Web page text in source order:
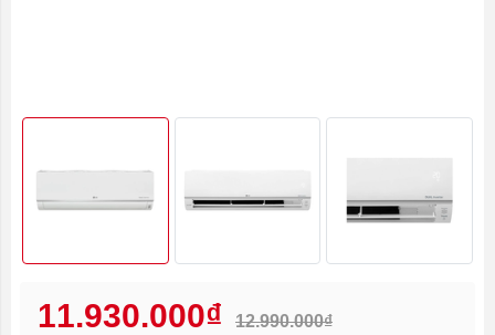
11.930.000₫ 12.990.000₫